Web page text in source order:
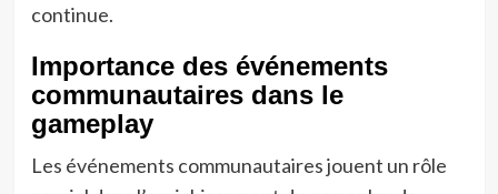
continue.
Importance des événements
communautaires dans le
gameplay
Les événements communautaires jouent un rôle